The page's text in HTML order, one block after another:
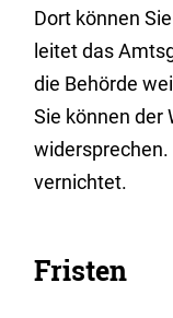
Dort können
leitet das
die Behörde
Sie können der
vernichtet.
Fristen